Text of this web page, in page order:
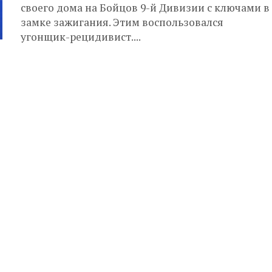
своего дома на Бойцов 9-й Дивизии с ключами в
замке зажигания. Этим воспользовался
угонщик-рецидивист....